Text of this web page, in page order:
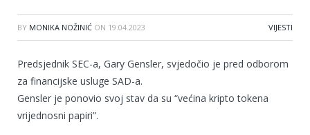
BY MONIKA NOŽINIĆ ON 19.04.2023 VIJESTI
Predsjednik SEC-a, Gary Gensler, svjedočio je pred odborom
za financijske usluge SAD-a.
Gensler je ponovio svoj stav da su “većina kripto tokena
vrijednosni papiri”.